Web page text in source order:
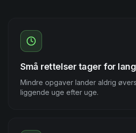
Små rettelser tager for
Mindre opgaver lander aldrig
liggende uge efter uge.